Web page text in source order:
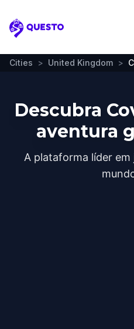
Questo
Cities > United Kingdom >
Descubra
aventura
A plataforma líder